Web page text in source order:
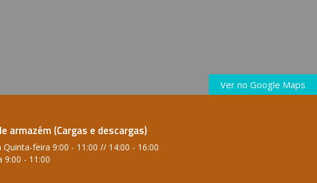
Ver no Google Maps
armazém (Cargas e descargas)
Quinta-feira 9:00 - 11:00 // 14:00 - 16:00
9:00 - 11:00